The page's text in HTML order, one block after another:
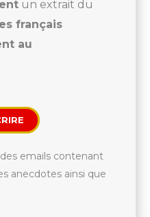
un extrait du
français
au
emails contenant
anecdotes ainsi que